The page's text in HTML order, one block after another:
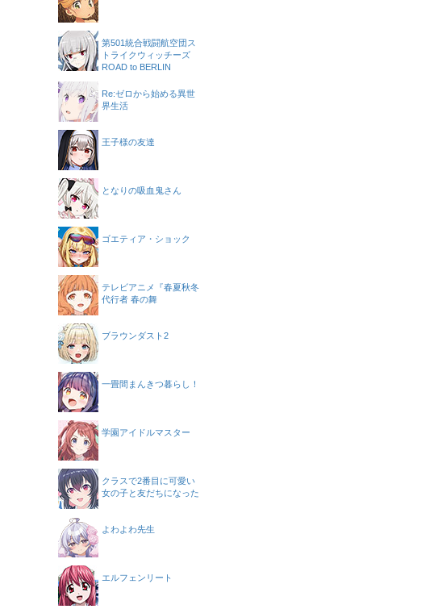
第501統合戦闘航空団ス
トライクウィッチーズ
ROAD to BERLIN
Re:ゼロから始める異世
界生活
王子様の友達
となりの吸血鬼さん
ゴエティア・ショック
テレビアニメ『春夏秋冬
代行者 春の舞
ブラウンダスト2
一畳間まんきつ暮らし！
学園アイドルマスター
クラスで2番目に可愛い
女の子と友だちになった
よわよわ先生
エルフェンリート